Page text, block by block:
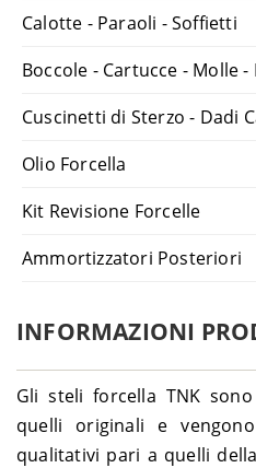
Calotte - Paraoli - Soffietti
Boccole - Cartucce - Molle
Cuscinetti di Sterzo - Dadi
Olio Forcella
Kit Revisione Forcelle
Ammortizzatori Posteriori
INFORMAZIONI
Gli steli forcella TNK
quelli originali e
qualitativi pari a quelli